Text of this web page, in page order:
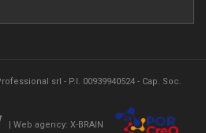
srl - P.I. 00939940524 - Cap. Soc.
| Web agency: X-BRAIN